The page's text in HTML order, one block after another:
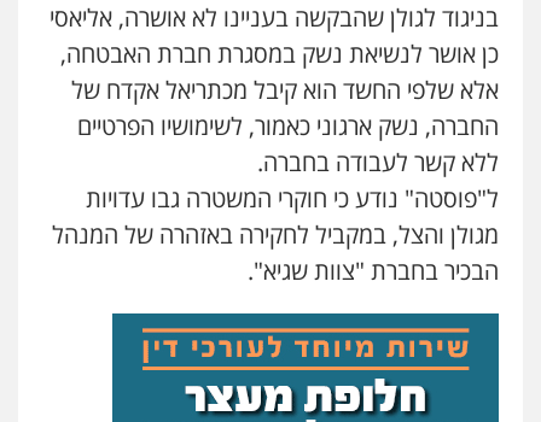
עו"ד שלומי שרון
פלילי צבאי מעצרים וחקירות
0547342002
עו"ד אלון קריטי
פלילי כלכלי אלימות סמים מעצרים
0525544654
עו"ד זוהר ארבל
פלילי פשיעה חמורה מעצרים וחקירות
קטינים
0538788878
בניגוד לגולן שהבקשה בעניינו לא אושרה, אליאסי
כן אושר לנשיאת נשק במסגרת חברת האבטחה,
אלא שלפי החשד הוא קיבל מכתריאל אקדח של
החברה, נשק ארגוני כאמור, לשימושיו הפרטיים
ללא קשר לעבודה בחברה.
ל"פוסטה" נודע כי חוקרי המשטרה גבו עדויות
מגולן והצל, במקביל לחקירה באזהרה של המנהל
הבכיר בחברת "צוות שגיא".